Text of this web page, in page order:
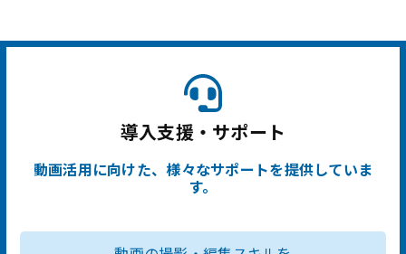
導入支援・サポート
動画活用に向けた、様々なサポートを提供していま
す。